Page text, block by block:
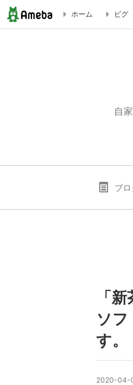
「新茶のご予約」情報と・・
ホーム ピグ
自
ブ
「
ソフ
す。
2020-04-